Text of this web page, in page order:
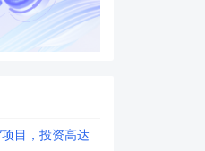
目，投资高达